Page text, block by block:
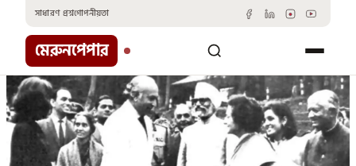
content
সাধারণ প্রশ্নগোপনীয়তা
মেরুনপেপার